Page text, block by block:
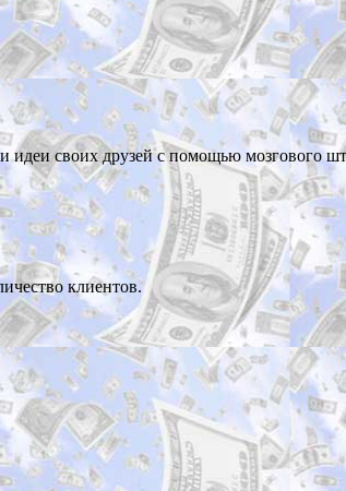
идеи своих друзей с помощью мозгового
клиентов.